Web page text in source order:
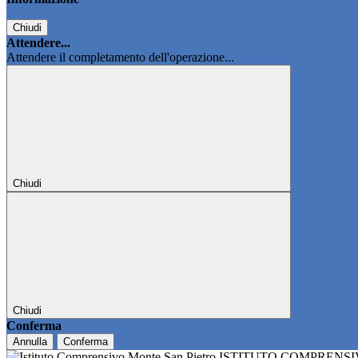
Chiudi
Attendere...
Attendere il completamento dell'operazione...
Chiudi
Chiudi
Conferma
Annulla Conferma